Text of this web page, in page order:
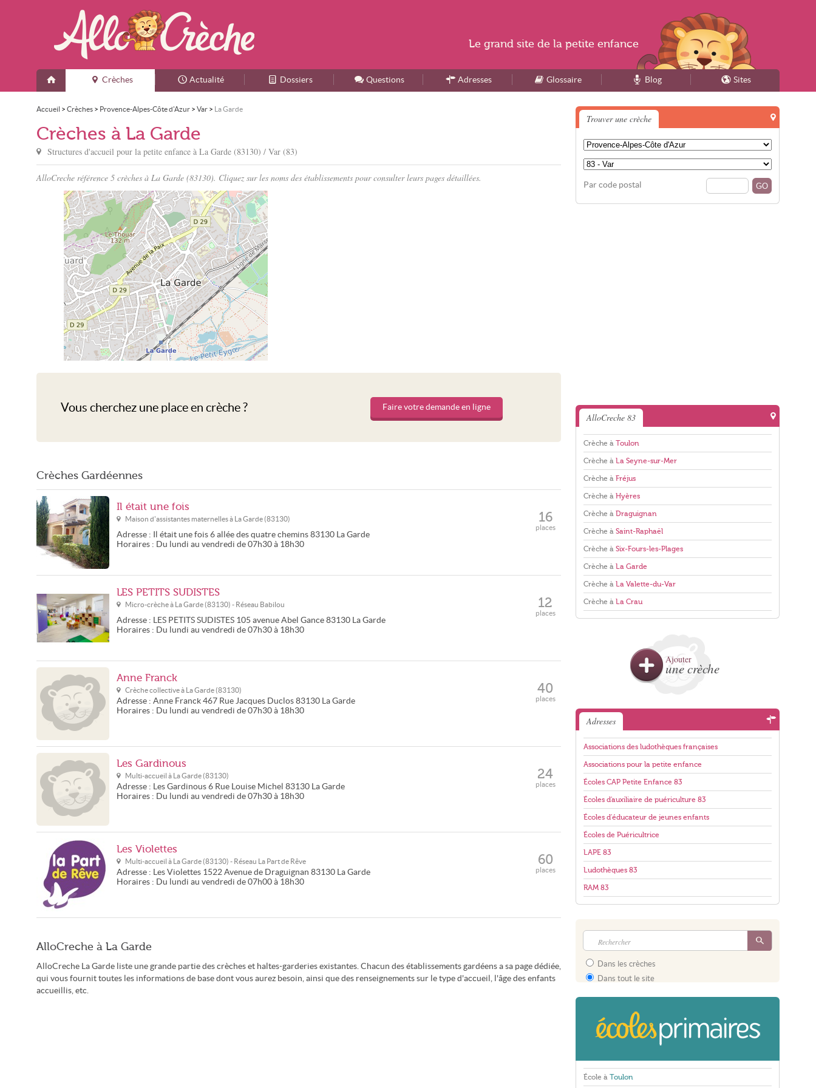
Accueil
Crèches Actualité Dossiers Questions Adresses Glossaire Blog Sites
Accueil > Crèches > Provence-Alpes-Côte d'Azur > Var > La Garde
Crèches à La Garde
Structures d'accueil pour la petite enfance à La Garde (83130) / Var (83)
AlloCreche référence 5 crèches à La Garde (83130). Cliquez sur les noms des établissements pour consulter leurs pages détaillées.
Vous cherchez une place en crèche ? Faire votre demande en ligne
Crèches Gardéennes
Il était une fois
Maison d'assistantes maternelles à La Garde (83130)
Adresse : Il était une fois 6 allée des quatre chemins 83130 La Garde
Horaires : Du lundi au vendredi de 07h30 à 18h30
16
places
LES PETITS SUDISTES
Micro-crèche à La Garde (83130) - Réseau Babilou
Adresse : LES PETITS SUDISTES 105 avenue Abel Gance 83130 La Garde
Horaires : Du lundi au vendredi de 07h30 à 18h30
12
places
Anne Franck
Crèche collective à La Garde (83130)
Adresse : Anne Franck 467 Rue Jacques Duclos 83130 La Garde
Horaires : Du lundi au vendredi de 07h30 à 18h30
40
places
Les Gardinous
Multi-accueil à La Garde (83130)
Adresse : Les Gardinous 6 Rue Louise Michel 83130 La Garde
Horaires : Du lundi au vendredi de 07h30 à 18h30
24
places
Les Violettes
Multi-accueil à La Garde (83130) - Réseau La Part de Rêve
Adresse : Les Violettes 1522 Avenue de Draguignan 83130 La Garde
Horaires : Du lundi au vendredi de 07h00 à 18h30
60
places
AlloCreche à La Garde
AlloCreche La Garde liste une grande partie des crèches et haltes-garderies existantes. Chacun des établissements gardéens a sa page dédiée,
qui vous fournit toutes les informations de base dont vous aurez besoin, ainsi que des renseignements sur le type d'accueil, l'âge des enfants
accueillis, etc.
Trouver une crèche
Par code postal
AlloCreche 83
Crèche à Toulon
Crèche à La Seyne-sur-Mer
Crèche à Fréjus
Crèche à Hyères
Crèche à Draguignan
Crèche à Saint-Raphaël
Crèche à Six-Fours-les-Plages
Crèche à La Garde
Crèche à La Valette-du-Var
Crèche à La Crau
Ajouter
une crèche
Adresses
Associations des ludothèques françaises
Associations pour la petite enfance
Écoles CAP Petite Enfance 83
Écoles d'auxiliaire de puériculture 83
Écoles d'éducateur de jeunes enfants
Écoles de Puéricultrice
LAPE 83
Ludothèques 83
RAM 83
Dans les crèches
Dans tout le site
École à Toulon
Le grand site de la petite enfance